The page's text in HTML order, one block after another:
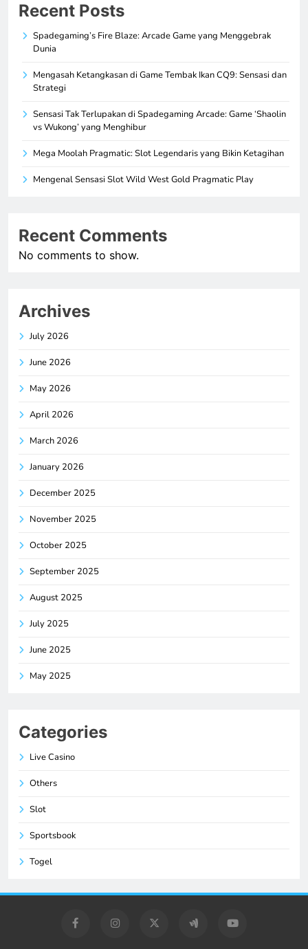
Recent Posts
Spadegaming’s Fire Blaze: Arcade Game yang Menggebrak
Dunia
Mengasah Ketangkasan di Game Tembak Ikan CQ9: Sensasi dan
Strategi
Sensasi Tak Terlupakan di Spadegaming Arcade: Game ‘Shaolin
vs Wukong’ yang Menghibur
Mega Moolah Pragmatic: Slot Legendaris yang Bikin Ketagihan
Mengenal Sensasi Slot Wild West Gold Pragmatic Play
Recent Comments
No comments to show.
Archives
July 2026
June 2026
May 2026
April 2026
March 2026
January 2026
December 2025
November 2025
October 2025
September 2025
August 2025
July 2025
June 2025
May 2025
Categories
Live Casino
Others
Slot
Sportsbook
Togel